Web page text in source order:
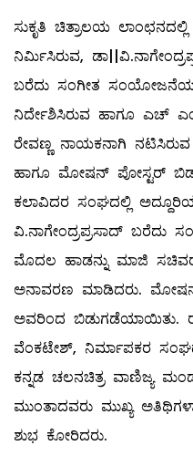
ಸುಕೃತಿ ಚಿತ್ರಾಲಯ
ನಿರ್ಮಿಸಿರುವ,
ಬರೆದು ಸಂಗೀತ
ನಿರ್ದೇಶಿಸಿರುವ ಹಾಗೂ ಎಚ್
ರೇವಣ್ಣ ನಾಯಕನಾಗಿ
ಹಾಗೂ ಮೋಷನ್ ಪೋಸ್ಟರ್
ಕಲಾವಿದರ ಸಂಘದಲ್ಲಿ
ವಿ.ನಾಗೇಂದ್ರಪ್ರಸಾದ್ ಬರೆದು
ಮೊದಲ ಹಾಡನ್ನು ಮಾಜಿ
ಅನಾವರಣ ಮಾಡಿದರು.
ಅವರಿಂದ ಬಿಡುಗಡೆಯಾಯಿತು.
ವೆಂಕಟೇಶ್, ನಿರ್ಮಾಪಕರ
ಕನ್ನಡ ಚಲನಚಿತ್ರ ವಾಣಿಜ್ಯ
ಮುಂತಾದವರು ಮುಖ್ಯ
ಶುಭ ಕೋರಿದರು.